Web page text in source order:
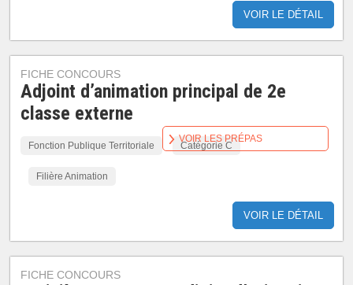
VOIR LE DÉTAIL
FICHE CONCOURS
Adjoint d’animation principal de 2e
classe externe
Fonction Publique Territoriale Catégorie C
Filière Animation
VOIR LE DÉTAIL
VOIR LES PRÉPAS
FICHE CONCOURS